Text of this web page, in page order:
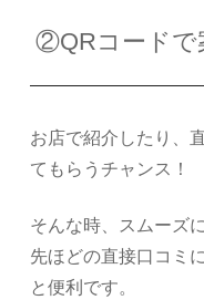
②QRコードで
お店で紹介したり、
てもらうチャンス！
そんな時、スムーズ
先ほどの直接口コミ
と便利です。